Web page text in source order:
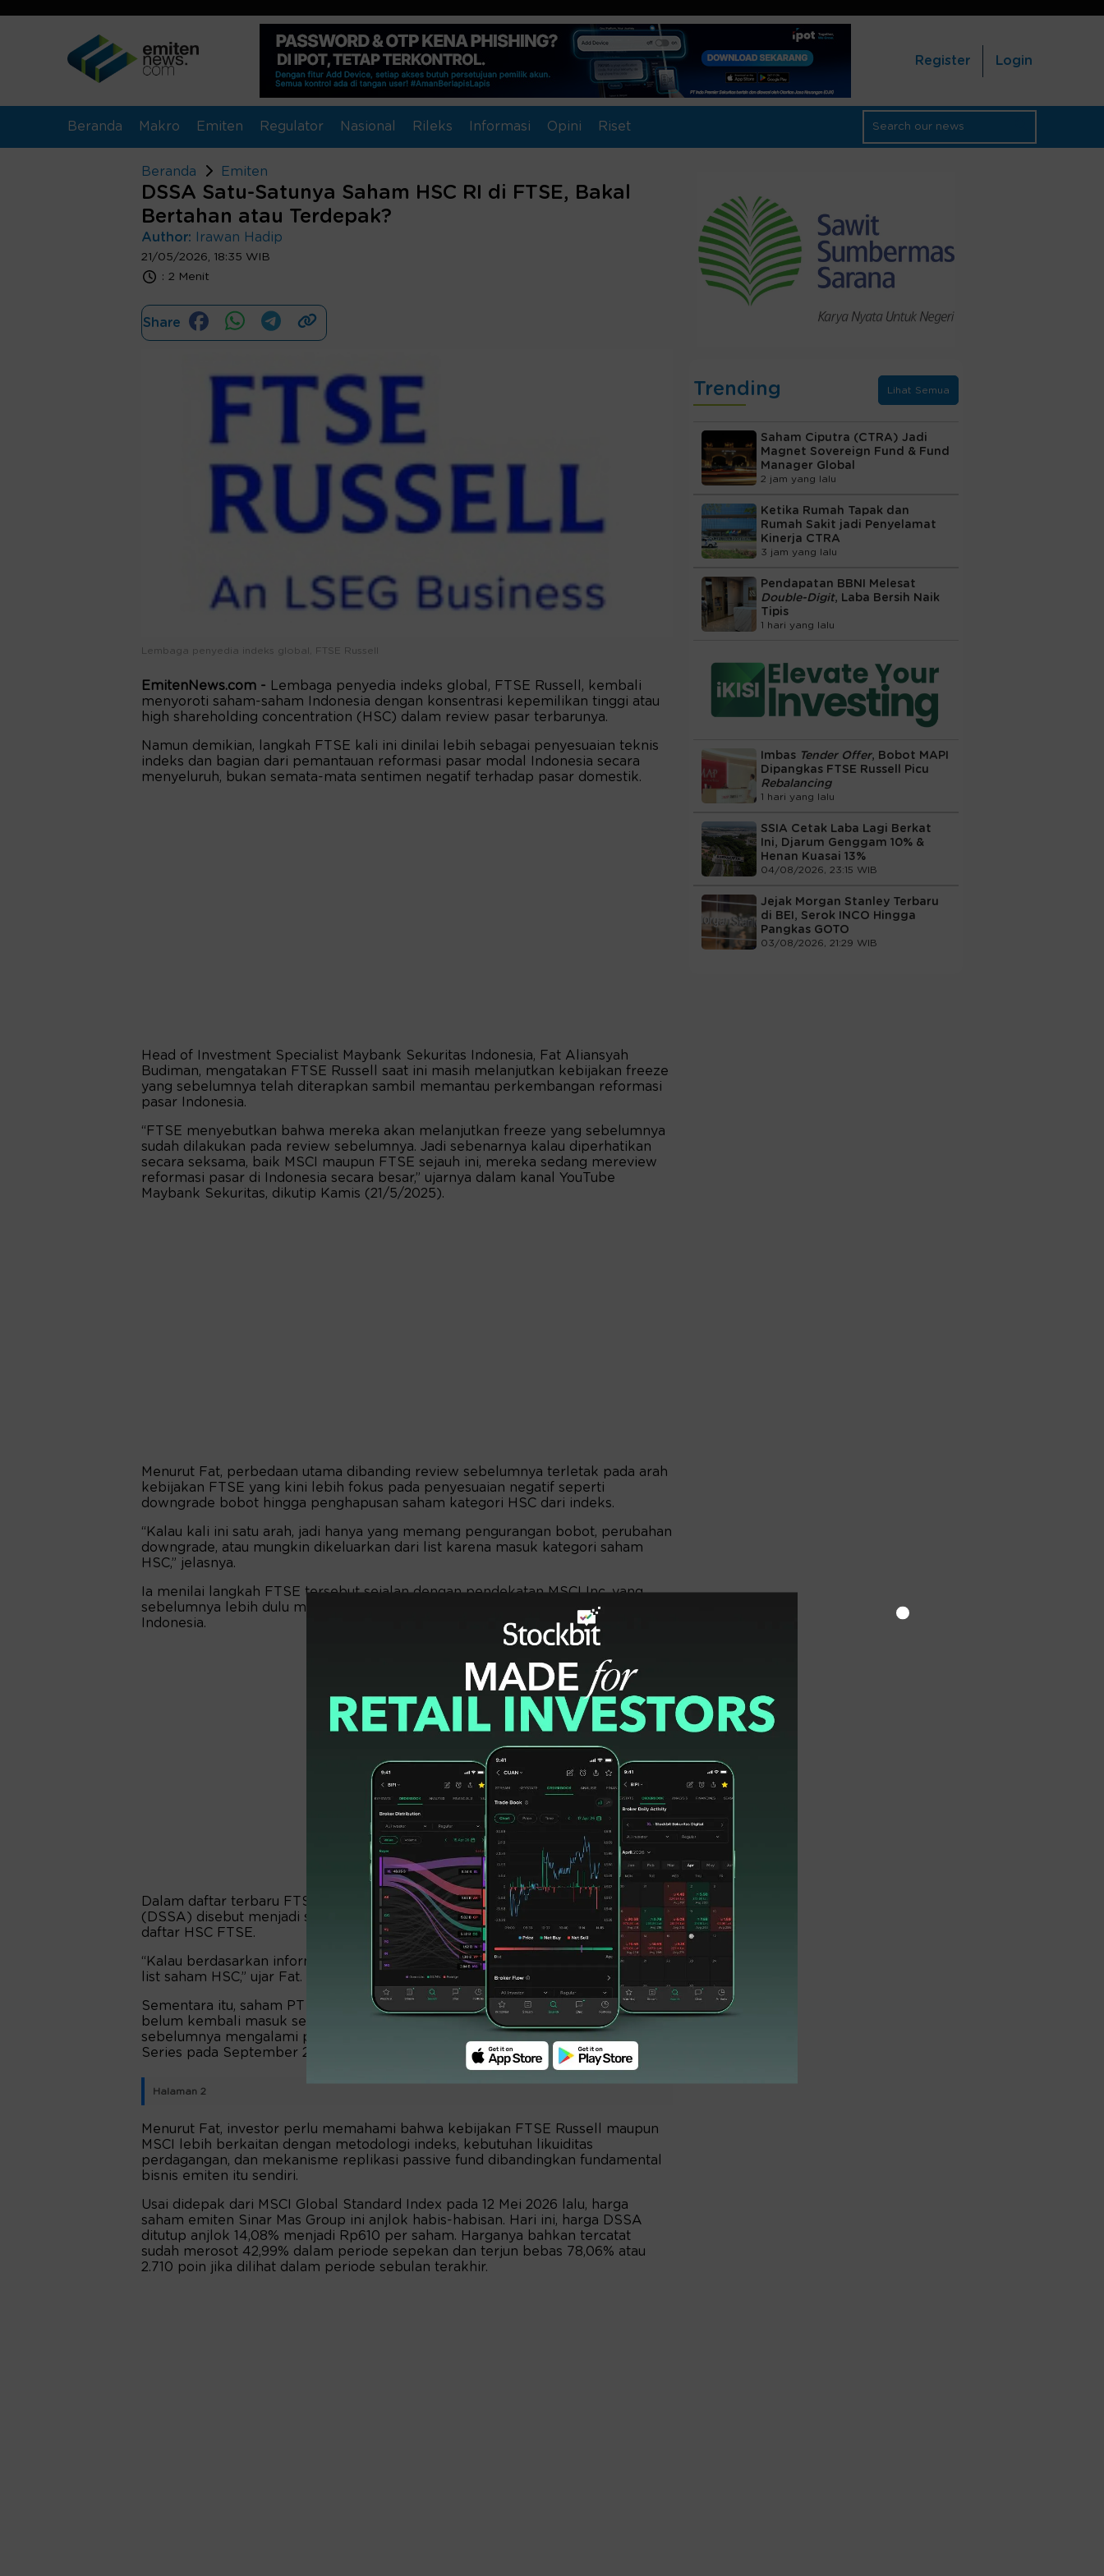
Register Login
Beranda Makro Emiten Regulator Nasional Rileks Informasi Opini Riset
Beranda Emiten
DSSA Satu-Satunya Saham HSC RI di FTSE, Bakal
Bertahan atau Terdepak?
Author: Irawan Hadip
21/05/2026, 18:35 WIB
: 2 Menit
Share
Lembaga penyedia indeks global, FTSE Russell
EmitenNews.com - Lembaga penyedia indeks global, FTSE Russell, kembali
menyoroti saham-saham Indonesia dengan konsentrasi kepemilikan tinggi atau
high shareholding concentration (HSC) dalam review pasar terbarunya.
Namun demikian, langkah FTSE kali ini dinilai lebih sebagai penyesuaian teknis
indeks dan bagian dari pemantauan reformasi pasar modal Indonesia secara
menyeluruh, bukan semata-mata sentimen negatif terhadap pasar domestik.
Head of Investment Specialist Maybank Sekuritas Indonesia, Fat Aliansyah
Budiman, mengatakan FTSE Russell saat ini masih melanjutkan kebijakan freeze
yang sebelumnya telah diterapkan sambil memantau perkembangan reformasi
pasar Indonesia.
“FTSE menyebutkan bahwa mereka akan melanjutkan freeze yang sebelumnya
sudah dilakukan pada review sebelumnya. Jadi sebenarnya kalau diperhatikan
secara seksama, baik MSCI maupun FTSE sejauh ini, mereka sedang mereview
reformasi pasar di Indonesia secara besar,” ujarnya dalam kanal YouTube
Maybank Sekuritas, dikutip Kamis (21/5/2025).
Menurut Fat, perbedaan utama dibanding review sebelumnya terletak pada arah
kebijakan FTSE yang kini lebih fokus pada penyesuaian negatif seperti
downgrade bobot hingga penghapusan saham kategori HSC dari indeks.
“Kalau kali ini satu arah, jadi hanya yang memang pengurangan bobot, perubahan
downgrade, atau mungkin dikeluarkan dari list karena masuk kategori saham
HSC,” jelasnya.
Ia menilai langkah FTSE tersebut sejalan dengan pendekatan MSCI Inc. yang
sebelumnya lebih dulu menerapkan interim freeze terhadap sejumlah saham
Indonesia.
Dalam daftar terbaru FTSE Russell, saham PT Dian Swastatika Sentosa Tbk
(DSSA) disebut menjadi satu-satunya saham Indonesia yang saat ini masuk
daftar HSC FTSE.
“Kalau berdasarkan informasi resmi FTSE, sejauh ini hanya DSSA yang masuk
list saham HSC,” ujar Fat.
Sementara itu, saham PT Barito Renewables Energy Tbk (BREN) juga diketahui
belum kembali masuk sebagai konstituen aktif FTSE Russell setelah
sebelumnya mengalami penyesuaian status dalam FTSE Global Equity Index
Series pada September 2024.
Halaman 2
Menurut Fat, investor perlu memahami bahwa kebijakan FTSE Russell maupun
MSCI lebih berkaitan dengan metodologi indeks, kebutuhan likuiditas
perdagangan, dan mekanisme replikasi passive fund dibandingkan fundamental
bisnis emiten itu sendiri.
Usai didepak dari MSCI Global Standard Index pada 12 Mei 2026 lalu, harga
saham emiten Sinar Mas Group ini anjlok habis-habisan. Hari ini, harga DSSA
ditutup anjlok 14,08% menjadi Rp610 per saham. Harganya bahkan tercatat
sudah merosot 42,99% dalam periode sepekan dan terjun bebas 78,06% atau
2.710 poin jika dilihat dalam periode sebulan terakhir.
Trending Lihat Semua
Saham Ciputra (CTRA) Jadi
Magnet Sovereign Fund & Fund
Manager Global
2 jam yang lalu
Ketika Rumah Tapak dan
Rumah Sakit jadi Penyelamat
Kinerja CTRA
3 jam yang lalu
Pendapatan BBNI Melesat
Double-Digit, Laba Bersih Naik
Tipis
1 hari yang lalu
Imbas Tender Offer, Bobot MAPI
Dipangkas FTSE Russell Picu
Rebalancing
1 hari yang lalu
SSIA Cetak Laba Lagi Berkat
Ini, Djarum Genggam 10% &
Henan Kuasai 13%
04/08/2026, 23:15 WIB
Jejak Morgan Stanley Terbaru
di BEI, Serok INCO Hingga
Pangkas GOTO
03/08/2026, 21:29 WIB